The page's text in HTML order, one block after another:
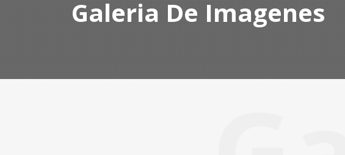
Galeria De Imagenes